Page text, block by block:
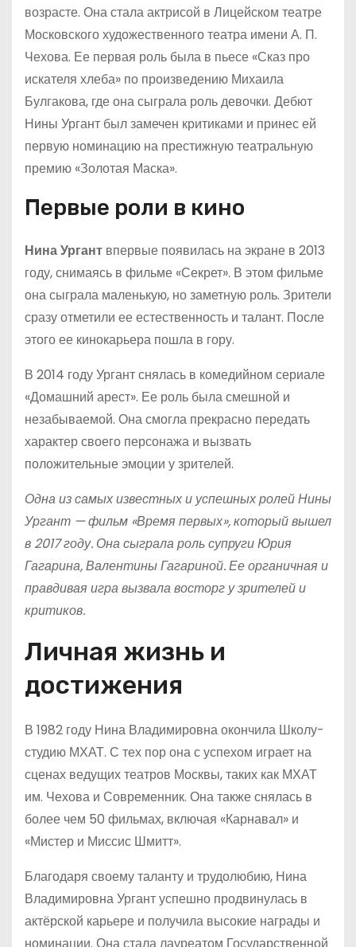
возрасте. Она стала актрисой в Лицейском театре
Московского художественного театра имени А. П.
Чехова. Ее первая роль была в пьесе «Сказ про
искателя хлеба» по произведению Михаила
Булгакова, где она сыграла роль девочки. Дебют
Нины Ургант был замечен критиками и принес ей
первую номинацию на престижную театральную
премию «Золотая Маска».
Первые роли в кино
Нина Ургант впервые появилась на экране в 2013
году, снимаясь в фильме «Секрет». В этом фильме
она сыграла маленькую, но заметную роль. Зрители
сразу отметили ее естественность и талант. После
этого ее кинокарьера пошла в гору.
В 2014 году Ургант снялась в комедийном сериале
«Домашний арест». Ее роль была смешной и
незабываемой. Она смогла прекрасно передать
характер своего персонажа и вызвать
положительные эмоции у зрителей.
Одна из самых известных и успешных ролей Нины
Ургант — фильм «Время первых», который вышел
в 2017 году. Она сыграла роль супруги Юрия
Гагарина, Валентины Гагариной. Ее органичная и
правдивая игра вызвала восторг у зрителей и
критиков.
Личная жизнь и
достижения
В 1982 году Нина Владимировна окончила Школу-
студию МХАТ. С тех пор она с успехом играет на
сценах ведущих театров Москвы, таких как МХАТ
им. Чехова и Современник. Она также снялась в
более чем 50 фильмах, включая «Карнавал» и
«Мистер и Миссис Шмитт».
Благодаря своему таланту и трудолюбию, Нина
Владимировна Ургант успешно продвинулась в
актёрской карьере и получила высокие награды и
номинации. Она стала лауреатом Государственной